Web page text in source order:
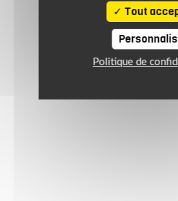
Tout
Politique de